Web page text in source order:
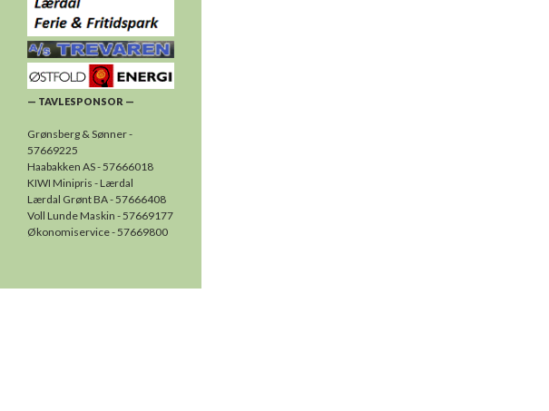
— TAVLESPONSOR —
Grønsberg & Sønner -
57669225
Haabakken AS - 57666018
KIWI Minipris - Lærdal
Lærdal Grønt BA - 57666408
Voll Lunde Maskin - 57669177
Økonomiservice - 57669800